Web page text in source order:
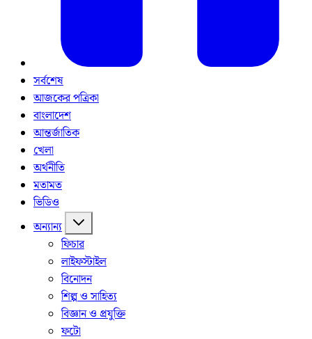
সর্বশেষ
আজকের পত্রিকা
বাংলাদেশ
আন্তর্জাতিক
খেলা
অর্থনীতি
মতামত
ভিডিও
অন্যান্য
ফিচার
লাইফস্টাইল
বিনোদন
শিল্প ও সাহিত্য
বিজ্ঞান ও প্রযুক্তি
ফটো